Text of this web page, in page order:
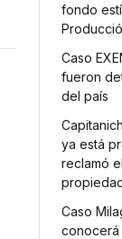
fondo
Caso
fueron
del país
ya está
reclamó
Caso
conocerá